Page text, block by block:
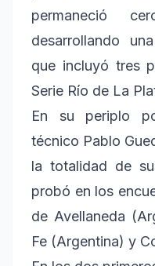
permaneció
desarrollando
que incluyó tres
Serie Río de La
En su periplo
técnico Pablo
la totalidad de
probó en los
de Avellaneda
Fe (Argentina) y